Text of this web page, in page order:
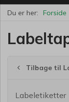
Du er her: Forside
Tilbage til
Labeletiketter